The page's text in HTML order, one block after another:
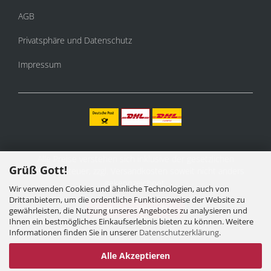
Grüß Gott!
Wir verwenden Cookies und ähnliche Technologien, auch von
Drittanbietern, um die ordentliche Funktionsweise der Website zu
gewährleisten, die Nutzung unseres Angebotes zu analysieren und
Ihnen ein bestmögliches Einkaufserlebnis bieten zu können. Weitere
Informationen finden Sie in unserer Datenschutzerklärung.
Alle Akzeptieren
AGB
Privatsphäre und Datenschutz
Impressum
Mehrwertsteuer, zzgl.
gekennzeichnet.
Vertrag widerrufen